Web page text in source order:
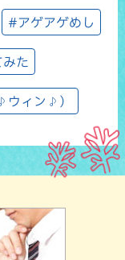
#アゲアゲめし
た
ウィン♪）